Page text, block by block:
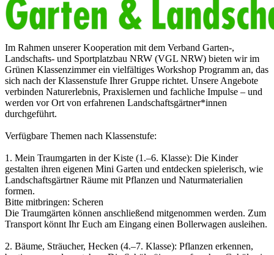
Im Rahmen unserer Kooperation mit dem Verband Garten-,
Landschafts- und Sportplatzbau NRW (VGL NRW) bieten wir im
Grünen Klassenzimmer ein vielfältiges Workshop Programm an, das
sich nach der Klassenstufe Ihrer Gruppe richtet. Unsere Angebote
verbinden Naturerlebnis, Praxislernen und fachliche Impulse – und
werden vor Ort von erfahrenen Landschaftsgärtner*innen
durchgeführt.
Verfügbare Themen nach Klassenstufe:
1. Mein Traumgarten in der Kiste (1.–6. Klasse): Die Kinder
gestalten ihren eigenen Mini Garten und entdecken spielerisch, wie
Landschaftsgärtner Räume mit Pflanzen und Naturmaterialien
formen.
Bitte mitbringen: Scheren
Die Traumgärten können anschließend mitgenommen werden. Zum
Transport könnt Ihr Euch am Eingang einen Bollerwagen ausleihen.
2. Bäume, Sträucher, Hecken (4.–7. Klasse): Pflanzen erkennen,